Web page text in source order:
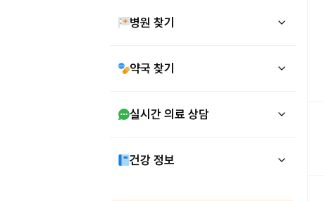
병원 찾기
약국 찾기
실시간 의료 상담
건강 정보